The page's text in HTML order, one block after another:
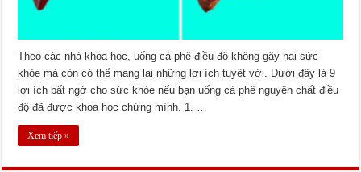
Theo các nhà khoa học, uống cà phê điều độ không gây hại sức
khỏe mà còn có thể mang lại những lợi ích tuyệt vời. Dưới đây là 9
lợi ích bất ngờ cho sức khỏe nếu bạn uống cà phê nguyên chất điều
độ đã được khoa học chứng mình. 1. …
Xem tiếp »